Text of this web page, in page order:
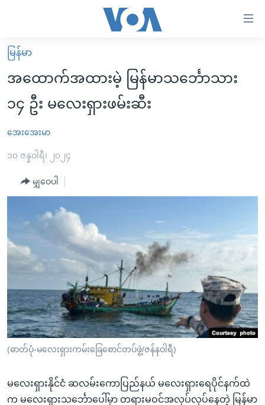
လွယ်ကူ
စေ
သည့်
Link
များ
ပင်မ
ရန်
ပင်မ
စာမျက်နှာ
သို့
ကျော်
ကြည့်
ရှာဖွေ
ရန်
မူလစာမျက်နှာ
မြန်မာ
ကမ္ဘာ့သတင်းများ
အမေရိကန်
အစ္စရေး-ပါလက်စတိုင်း
သတင်းလွတ်လပ်ခွင့်
အင်္ဂလိပ်စာလေ့လာမယ်
အမေရိကန်သုံးအီဒီယံ
မကြေးမုံရဲ့ အင်္ဂလိပ်စာ
ရုပ်ရှင်ထဲက အင်္ဂလိပ်စာ
သုတပဒေသာ အင်္ဂလိပ်စာ
အပတ်စဉ်ကဏ္ဍများ
တီဗွီ
ရေဒီယိုနှင့်ရုပ်သံ အချက်အလက်များ
ရေဒီယို/တီဗွီအစီအစဉ်
Learning English
ဗွီအိုအေ လူမှုကွန်ယက်များ
ဘာသာစကားများ
မြန်မာ
အထောက်အထားမဲ့ မြန်မာသင်္ဘောသား
၁၄ ဦး မလေးရှားဖမ်းဆီး
အေးအေးမာ
၁၀ ဇန္နဝါရီ၊ ၂၀၂၄
မျှဝေပါ
(ဓာတ်ပုံ-မလေးရှားကမ်းခြေစောင်တပ်ဖွဲ့/ဇန်နဝါရီ)
မလေးရှားနိုင်ငံ ဆလမ်းကောပြည်နယ် မလေးရှားရေပိုင်နက်ထဲ
က မလေးရှားသင်္ဘောပေါ်မှာ တရားမဝင်အလုပ်လုပ်နေတဲ့ မြန်မာ